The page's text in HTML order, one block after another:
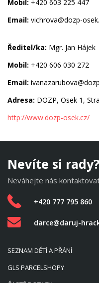
Mobil: +420 603 225 447
Email: vichrova@dozp-
Ředitel/ka: Mgr. Jan Hájek
Mobil: +420 606 030 272
Email:
Adresa: DOZP, Osek 1,
http://www.dozp-osek.cz/
Nevíte si rady?
Neváhejte nás
+420 777 795 860
darce@daruj-
SEZNAM DĚTÍ A PŘÁNÍ
GLS PARCELSHOPY